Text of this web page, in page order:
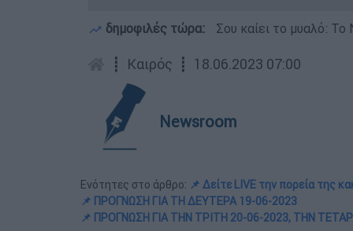
δημοφιλές τώρα: Σου καίει το μυαλό:
┋ Καιρός ┋ 18.06.2023 07:00
Newsroom
Ενότητες στο άρθρο: 📌 Δείτε LIVE την πορεία της
📌 ΠΡΟΓΝΩΣΗ ΓΙΑ ΤΗ ΔΕΥΤΕΡΑ 19-06-2023
📌 ΠΡΟΓΝΩΣΗ ΓΙΑ ΤΗΝ ΤΡΙΤΗ 20-06-2023, ΤΗΝ